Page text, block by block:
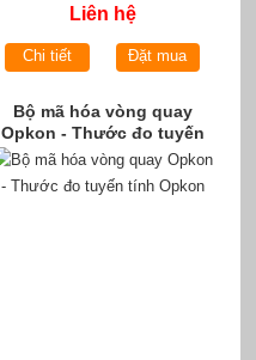
Liên hệ
Chi tiết Đặt mua
Bộ mã hóa vòng quay
Opkon - Thước đo tuyến
tính Opkon